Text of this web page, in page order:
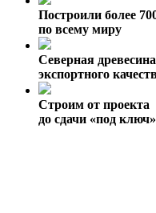
Построили более
по всему миру
Северная древесина
экспортного
Строим от проекта
до сдачи «под ключ»